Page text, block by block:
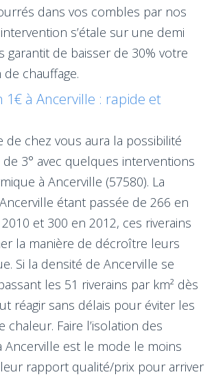
dans vos combles par nos
s’étale sur une demi
garantit de baisser de 30% votre
chauffage.
1€ à Ancerville : rapide et
de chez vous aura la possibilité
de 3° avec quelques interventions
à Ancerville (57580). La
étant passée de 266 en
et 300 en 2012, ces riverains
la manière de décroître leurs
Si la densité de Ancerville se
les 51 riverains par km² dès
réagir sans délais pour éviter les
chaleur. Faire l’isolation des
Ancerville est le mode le moins
rapport qualité/prix pour arriver